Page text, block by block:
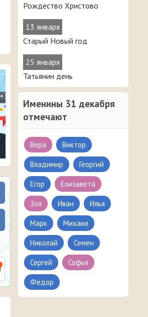
Рождество Христово
13 января
Старый Новый год
25 января
Татьянин день
Именины 31 декабря
отмечают
Вера Виктор
Владимир Георгий
Егор Елизавета
Зоя Иван Илья
Марк Михаил
Николай Семен
Сергей Софья
Федор